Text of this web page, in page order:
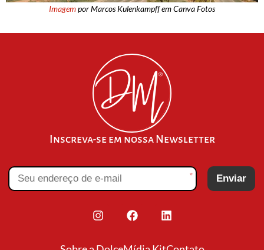
Imagempor Marcos Kulenkampff em Canva Fotos
Inscreva-se em nossa Newsletter
* Enviar